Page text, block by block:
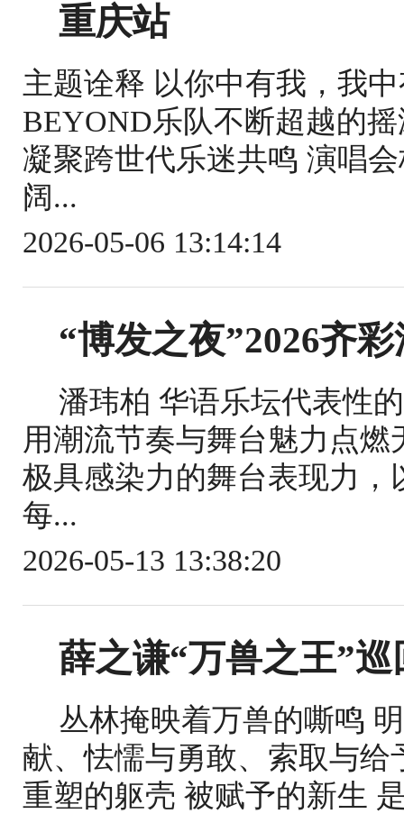
重庆站
主题诠释 以你中有我，我
BEYOND乐队不断超越的
凝聚跨世代乐迷共鸣 演唱
阔...
2026-05-06 13:14:14
“博发之夜”2026齐
潘玮柏 华语乐坛代表性
用潮流节奏与舞台魅力点
极具感染力的舞台表现力
每...
2026-05-13 13:38:20
薛之谦“万兽之王”
丛林掩映着万兽的嘶鸣
献、怯懦与勇敢、索取与
重塑的躯壳 被赋予的新生